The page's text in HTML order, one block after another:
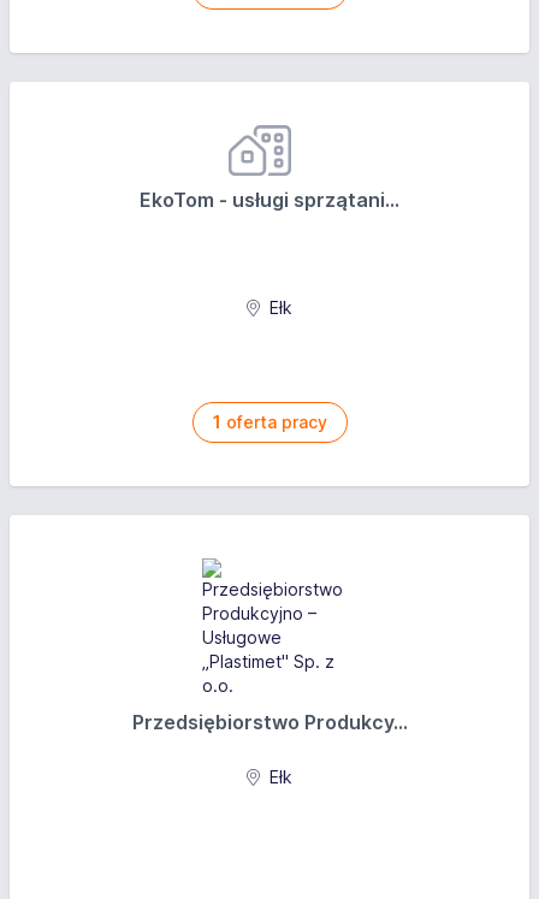
EkoTom - usługi sprzątani...
Ełk
1 oferta pracy
Przedsiębiorstwo Produkcy...
Ełk